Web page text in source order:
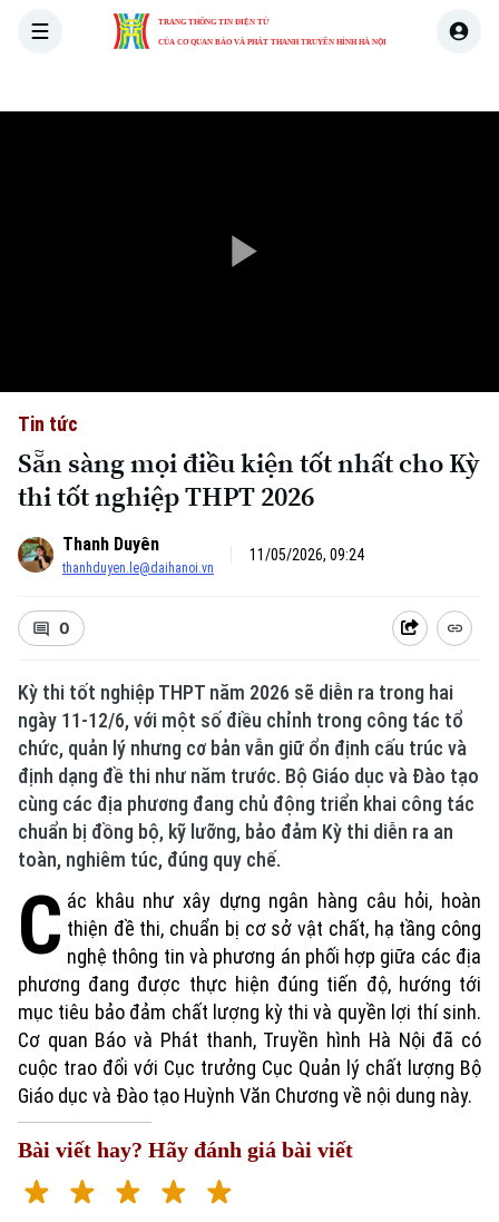
TRANG THÔNG TIN ĐIỆN TỬ
CỦA CƠ QUAN BÁO VÀ PHÁT THANH TRUYỀN HÌNH HÀ NỘI
Tin tức
Sẵn sàng mọi điều kiện tốt nhất cho Kỳ
thi tốt nghiệp THPT 2026
Thanh Duyên
thanhduyen.le@daihanoi.vn
11/05/2026, 09:24
0
Kỳ thi tốt nghiệp THPT năm 2026 sẽ diễn ra trong hai
ngày 11-12/6, với một số điều chỉnh trong công tác tổ
chức, quản lý nhưng cơ bản vẫn giữ ổn định cấu trúc và
định dạng đề thi như năm trước. Bộ Giáo dục và Đào tạo
cùng các địa phương đang chủ động triển khai công tác
chuẩn bị đồng bộ, kỹ lưỡng, bảo đảm Kỳ thi diễn ra an
toàn, nghiêm túc, đúng quy chế.
C ác khâu như xây dựng ngân hàng câu hỏi, hoàn
thiện đề thi, chuẩn bị cơ sở vật chất, hạ tầng công
nghệ thông tin và phương án phối hợp giữa các địa
phương đang được thực hiện đúng tiến độ, hướng tới
mục tiêu bảo đảm chất lượng kỳ thi và quyền lợi thí sinh.
Cơ quan Báo và Phát thanh, Truyền hình Hà Nội đã có
cuộc trao đổi với Cục trưởng Cục Quản lý chất lượng Bộ
Giáo dục và Đào tạo Huỳnh Văn Chương về nội dung này.
Bài viết hay? Hãy đánh giá bài viết